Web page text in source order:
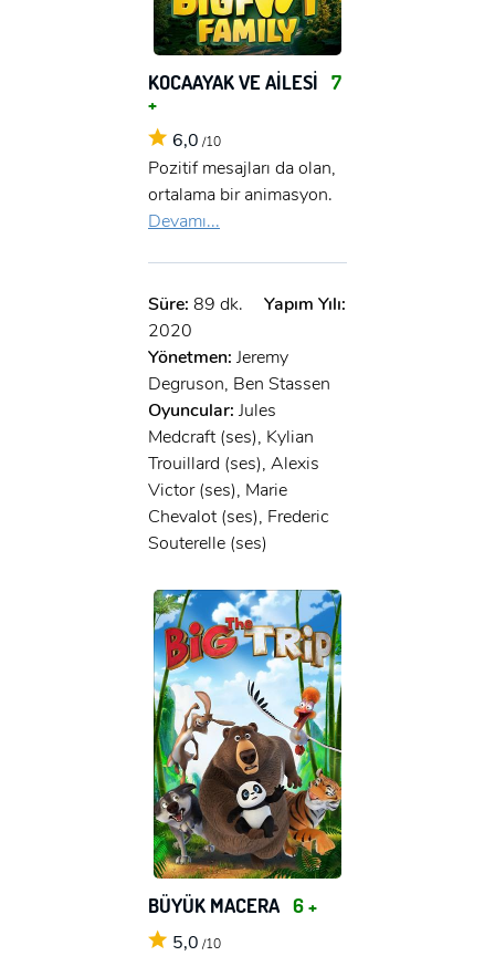
KOCAAYAK VE AİLESİ 7
+
6,0 /10
Pozitif mesajları da olan,
ortalama bir animasyon.
Devamı...
Süre: 89 dk.
Yapım Yılı:
2020
Yönetmen: Jeremy
Degruson, Ben Stassen
Oyuncular: Jules
Medcraft (ses), Kylian
Trouillard (ses), Alexis
Victor (ses), Marie
Chevalot (ses), Frederic
Souterelle (ses)
BÜYÜK MACERA 6 +
5,0 /10